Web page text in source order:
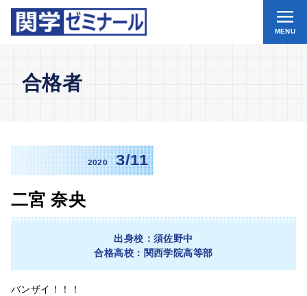
MENU
合格者
2020 3/11
二宮 奈央
出身校：須佐野中
合格高校：関西学院高等部
バンザイ！！！